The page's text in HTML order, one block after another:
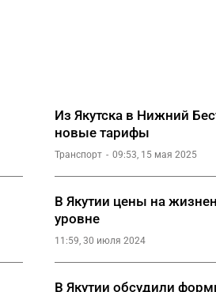
Из Якутска в Нижний
новые тарифы
Транспорт 09:53, 15 мая 2025
В Якутии цены на
уровне
11:59, 30 июля 2024
В Якутии обсудили